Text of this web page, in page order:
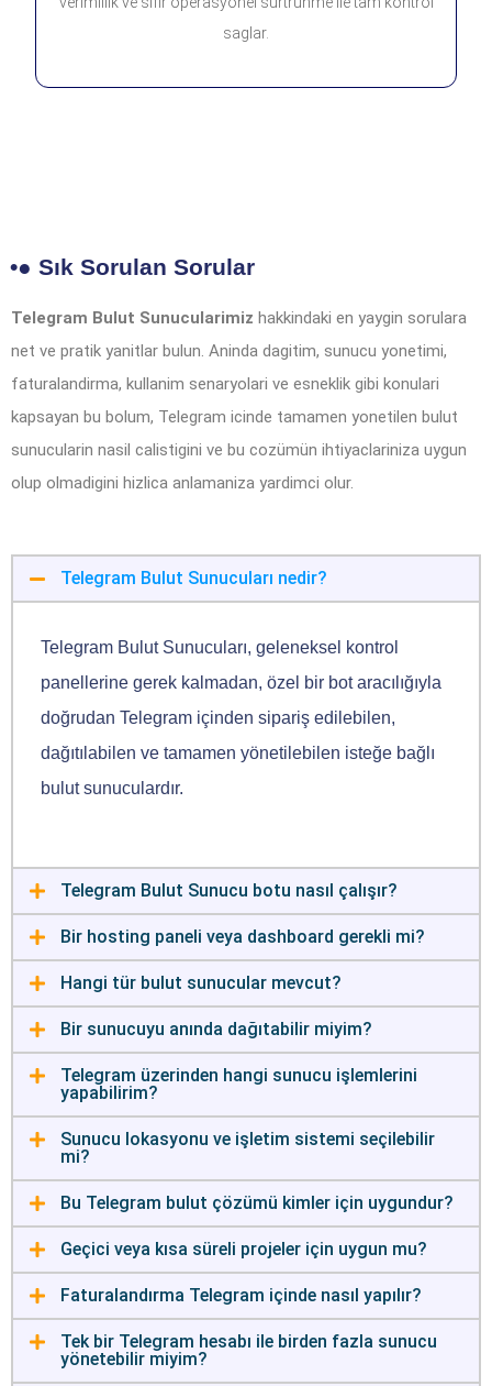
saglar.
•● Sık Sorulan Sorular
Telegram Bulut Sunucularimiz hakkindaki en yaygin sorulara
net ve pratik yanitlar bulun. Aninda dagitim, sunucu yonetimi,
faturalandirma, kullanim senaryolari ve esneklik gibi konulari
kapsayan bu bolum, Telegram icinde tamamen yonetilen bulut
sunucularin nasil calistigini ve bu cozümün ihtiyaclariniza uygun
olup olmadigini hizlica anlamaniza yardimci olur.
Telegram Bulut Sunucuları nedir?
Telegram Bulut Sunucuları, geleneksel kontrol
panellerine gerek kalmadan, özel bir bot aracılığıyla
doğrudan Telegram içinden sipariş edilebilen,
dağıtılabilen ve tamamen yönetilebilen isteğe bağlı
bulut sunuculardır.
Telegram Bulut Sunucu botu nasıl çalışır?
Bir hosting paneli veya dashboard gerekli mi?
Hangi tür bulut sunucular mevcut?
Bir sunucuyu anında dağıtabilir miyim?
Telegram üzerinden hangi sunucu işlemlerini
yapabilirim?
Sunucu lokasyonu ve işletim sistemi seçilebilir
mi?
Bu Telegram bulut çözümü kimler için uygundur?
Geçici veya kısa süreli projeler için uygun mu?
Faturalandırma Telegram içinde nasıl yapılır?
Tek bir Telegram hesabı ile birden fazla sunucu
yönetebilir miyim?